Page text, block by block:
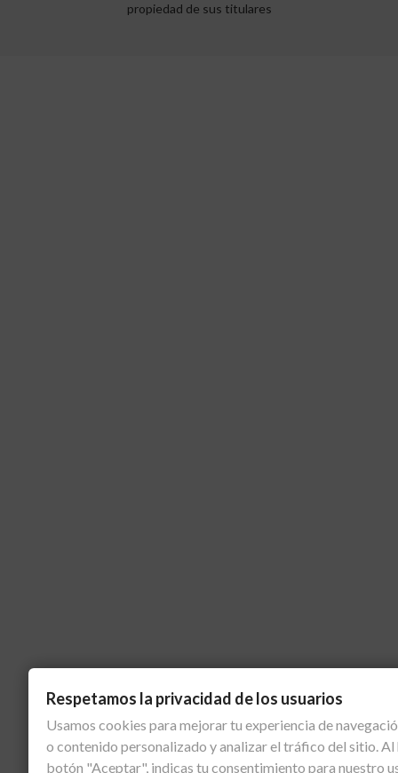
propiedad de sus titulares
Respetamos la privacidad de los usuarios
Usamos cookies para mejorar tu experiencia de
o contenido personalizado y analizar el tráfico del sitio. Al
botón "Aceptar", indicas tu consentimiento para nuestro